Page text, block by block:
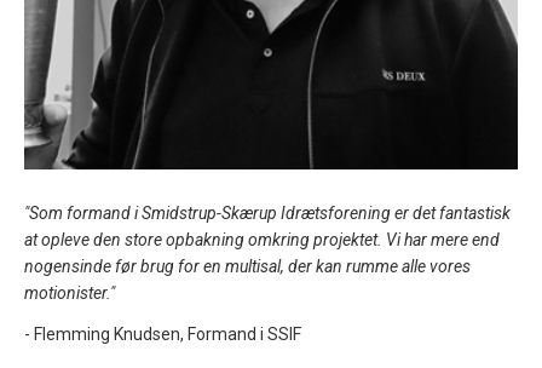
"Som formand i Smidstrup-Skærup Idrætsforening er det fantastisk
at opleve den store opbakning omkring projektet. Vi har mere end
nogensinde før brug for en multisal, der kan rumme alle vores
motionister."
- Flemming Knudsen, Formand i SSIF